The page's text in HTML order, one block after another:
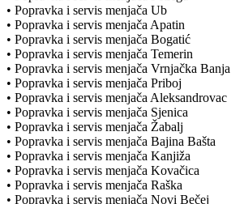
• Popravka i servis menjača Ub
• Popravka i servis menjača Apatin
• Popravka i servis menjača Bogatić
• Popravka i servis menjača Temerin
• Popravka i servis menjača Vrnjačka Banja
• Popravka i servis menjača Priboj
• Popravka i servis menjača Aleksandrovac
• Popravka i servis menjača Sjenica
• Popravka i servis menjača Žabalj
• Popravka i servis menjača Bajina Bašta
• Popravka i servis menjača Kanjiža
• Popravka i servis menjača Kovačica
• Popravka i servis menjača Raška
• Popravka i servis menjača Novi Bečej